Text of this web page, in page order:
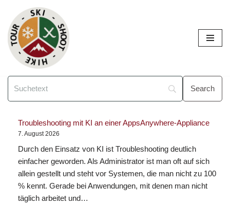
Zum
Inhalt
Troubleshooting mit KI an einer AppsAnywhere-Appliance
7. August 2026
Durch den Einsatz von KI ist Troubleshooting deutlich
einfacher geworden. Als Administrator ist man oft auf sich
allein gestellt und steht vor Systemen, die man nicht zu 100
% kennt. Gerade bei Anwendungen, mit denen man nicht
täglich arbeitet und…